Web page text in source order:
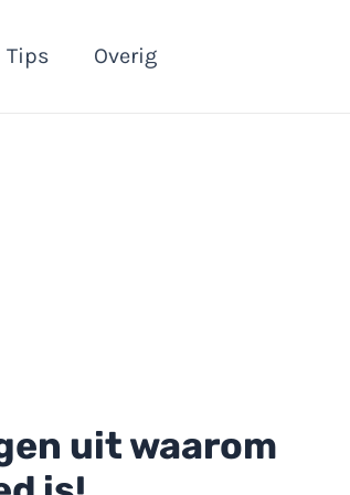
Tips Overig
uit waarom